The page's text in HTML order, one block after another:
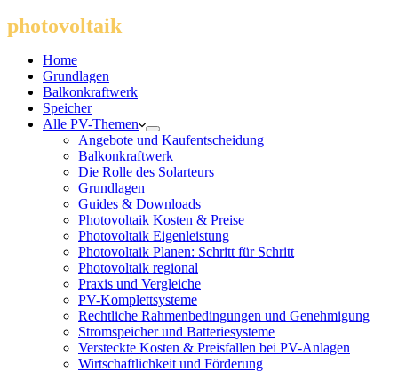
photovoltaik
Home
Grundlagen
Balkonkraftwerk
Speicher
Alle PV-Themen
Angebote und Kaufentscheidung
Balkonkraftwerk
Die Rolle des Solarteurs
Grundlagen
Guides & Downloads
Photovoltaik Kosten & Preise
Photovoltaik Eigenleistung
Photovoltaik Planen: Schritt für Schritt
Photovoltaik regional
Praxis und Vergleiche
PV-Komplettsysteme
Rechtliche Rahmenbedingungen und Genehmigung
Stromspeicher und Batteriesysteme
Versteckte Kosten & Preisfallen bei PV-Anlagen
Wirtschaftlichkeit und Förderung